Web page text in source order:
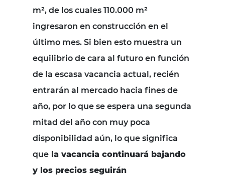
m², de los cuales 110.000 m²
ingresaron en construcción en el
último mes. Si bien esto muestra un
equilibrio de cara al futuro en función
de la escasa vacancia actual, recién
entrarán al mercado hacia fines de
año, por lo que se espera una segunda
mitad del año con muy poca
disponibilidad aún, lo que significa
que la vacancia continuará bajando
y los precios seguirán